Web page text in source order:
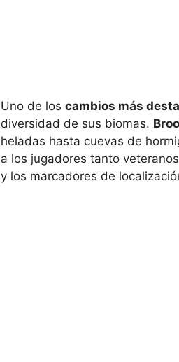
Uno de los cambios más
diversidad de sus biomas.
heladas hasta cuevas de
a los jugadores tanto
y los marcadores de